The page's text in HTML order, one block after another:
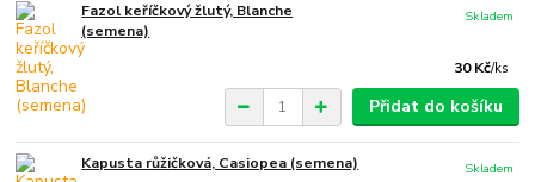
Fazol keříčkový žlutý, Blanche
(semena)
30 Kč/ks
Skladem
Přidat do košíku
Kapusta růžičková, Casiopea (semena)
Skladem